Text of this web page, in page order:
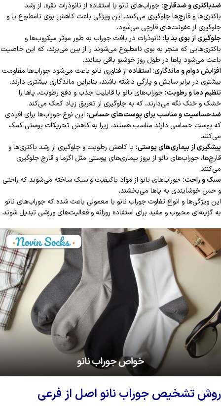
ضدباکتری و ضدقارچ: جوراب‌های نانو با استفاده از نانوذرات نقره، از رشد
باکتری‌ها و قارچ‌ها جلوگیری می‌کنند. این ویژگی باعث کاهش بوی نامطبوع پا و
جلوگیری از عفونت‌های قارچی می‌شود.
جلوگیری از بوی بد پا: نانوذرات در بافت جوراب به طور موثر میکروب‌ها و
باکتری‌هایی که منجر به بوی نامطبوع می‌شوند را از بین می‌برند، که این خاصیت
باعث می‌شود پاها در طول روز خوشبو باقی بمانند.
افزایش دوام و ماندگاری: استفاده از فناوری نانو باعث می‌شود جوراب‌ها مقاومت
بیشتری در برابر سایش و پارگی داشته باشند، بنابراین ماندگاری بیشتری دارند.
تنظیم دما و رطوبت: جوراب‌های نانو با قابلیت جذب و دفع رطوبت، پاها را
خشک و خنک نگه می‌دارند، که به جلوگیری از تعریق زیاد کمک می‌کند.
ضدحساسیت و مناسب برای پوست‌های حساس: این نوع جوراب‌ها برای افرادی
که پوست حساسی دارند مناسب هستند، زیرا به کاهش تحریکات پوستی کمک
می‌کنند.
پیشگیری از بیماری‌های پوستی: با کاهش رطوبت و جلوگیری از رشد باکتری‌ها و
قارچ‌ها، جوراب‌های نانو از بروز بیماری‌های پوستی مثل اگزما و قارچ جلوگیری
می‌کنند.
سبک و راحت: جوراب‌های نانو از مواد باکیفیت و سبک ساخته می‌شوند که راحتی
و حس خوشایندی به پاها می‌بخشند.
این ویژگی‌ها و انواع تفاوت جوراب نانو با معمولی باعث شده که جوراب‌های نانو
به گزینه‌ای محبوب و مفید برای استفاده روزانه و فعالیت‌های ورزشی تبدیل شوند.
روش تشخیص جوراب نانو اصل از فرعی